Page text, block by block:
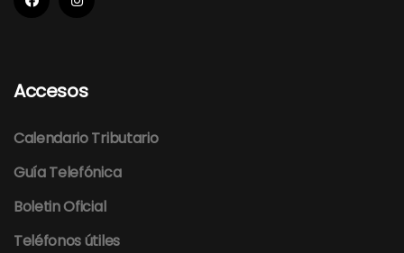
Accesos
Calendario Tributario
Guía Telefónica
Boletin Oficial
Teléfonos útiles